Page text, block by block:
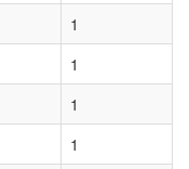
1
1
1
1